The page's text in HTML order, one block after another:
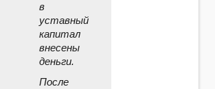
в
уставный
капитал
внесены
деньги.
После